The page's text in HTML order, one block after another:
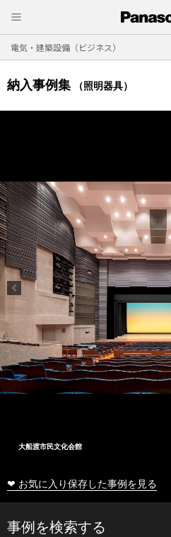
電気・建築設備（ビジネス）
納入事例集 （照明器具）
大船渡市民文化会館
❤ お気に入り保存した事例を見る
事例を検索する